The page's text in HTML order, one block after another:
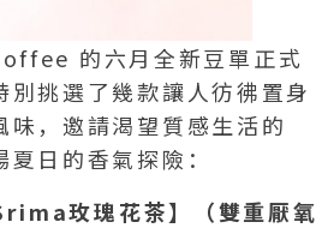
的六月全新豆單正式
別挑選了幾款讓人彷彿置身
味，邀請渴望質感生活的
日的香氣探險：
玫瑰花茶】（雙重厭